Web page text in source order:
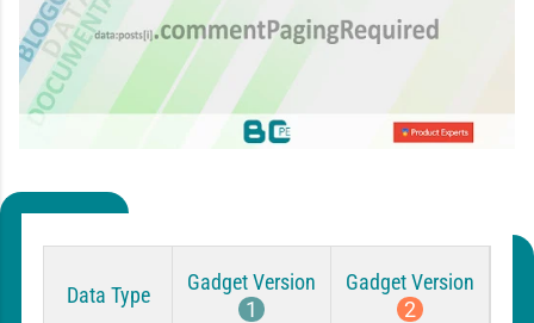
Data Type
Gadget Version
1
Gadget Version
2